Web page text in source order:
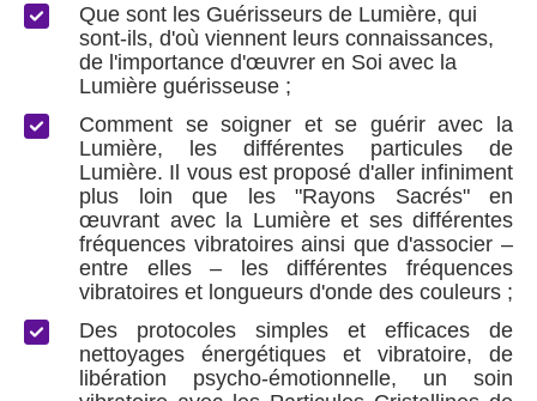
Que sont les Guérisseurs de Lumière, qui
sont-ils, d'où viennent leurs connaissances,
de l'importance d'œuvrer en Soi avec la
Lumière guérisseuse ;
Comment se soigner et se guérir avec la
Lumière, les différentes particules de
Lumière. Il vous est proposé d'aller infiniment
plus loin que les "Rayons Sacrés" en
œuvrant avec la Lumière et ses différentes
fréquences vibratoires ainsi que d'associer –
entre elles – les différentes fréquences
vibratoires et longueurs d'onde des couleurs ;
Des protocoles simples et efficaces de
nettoyages énergétiques et vibratoire, de
libération psycho-émotionnelle, un soin